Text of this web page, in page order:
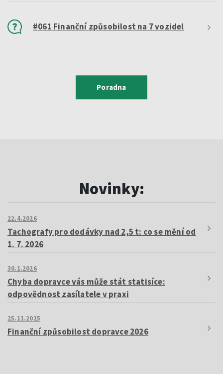
#061 Finanční způsobilost na 7 vozidel
Poradna
Novinky:
22.4.2026
Tachografy pro dodávky nad 2,5 t: co se mění od
1. 7. 2026
30.1.2026
Chyba dopravce vás může stát statisíce:
odpovědnost zasílatele v praxi
25.11.2025
Finanční způsobilost dopravce 2026